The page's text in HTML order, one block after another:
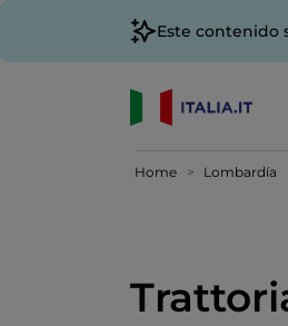
Este contenido
Home Lombardía